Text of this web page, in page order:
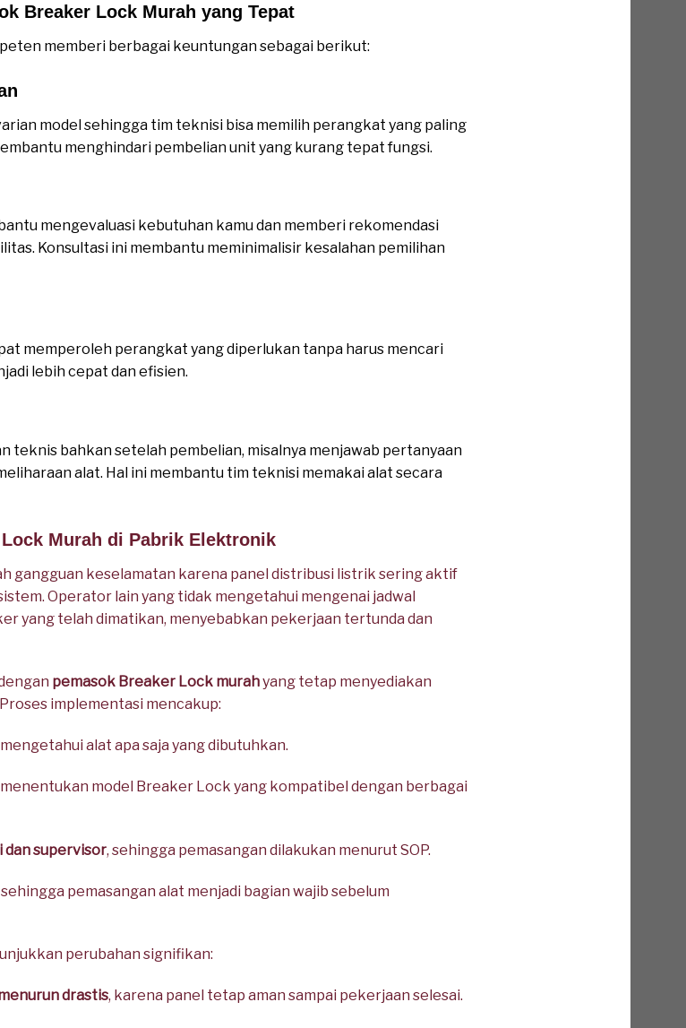
Breaker Lock Murah yang Tepat
memberi berbagai keuntungan sebagai berikut:
model sehingga tim teknisi bisa memilih perangkat yang paling
menghindari pembelian unit yang kurang tepat fungsi.
mengevaluasi kebutuhan kamu dan memberi rekomendasi
Konsultasi ini membantu meminimalisir kesalahan pemilihan
memperoleh perangkat yang diperlukan tanpa harus mencari
lebih cepat dan efisien.
teknis bahkan setelah pembelian, misalnya menjawab pertanyaan
alat. Hal ini membantu tim teknisi memakai alat secara
Murah di Pabrik Elektronik
gangguan keselamatan karena panel distribusi listrik sering aktif
Operator lain yang tidak mengetahui mengenai jadwal
yang telah dimatikan, menyebabkan pekerjaan tertunda dan
pemasok Breaker Lock murahyang tetap menyediakan
implementasi mencakup:
alat apa saja yang dibutuhkan.
model Breaker Lock yang kompatibel dengan berbagai
dan supervisor, sehingga pemasangan dilakukan menurut SOP.
sehingga pemasangan alat menjadi bagian wajib sebelum
perubahan signifikan:
drastis, karena panel tetap aman sampai pekerjaan selesai.